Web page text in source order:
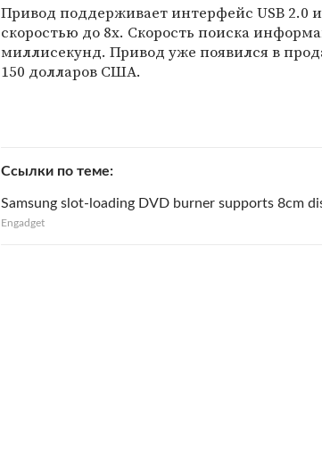
Привод поддерживает интерфейс USB 2.0
скоростью до 8х. Скорость поиска
миллисекунд. Привод уже появился в
150 долларов США.
Ссылки по теме
Samsung slot-loading DVD burner supports 8cm
Engadget